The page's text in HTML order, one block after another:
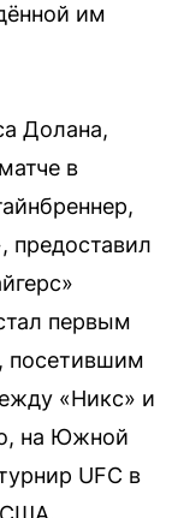
им
Долана,
в
первым
посетившим
«Никс» и
на Южной
UFC в